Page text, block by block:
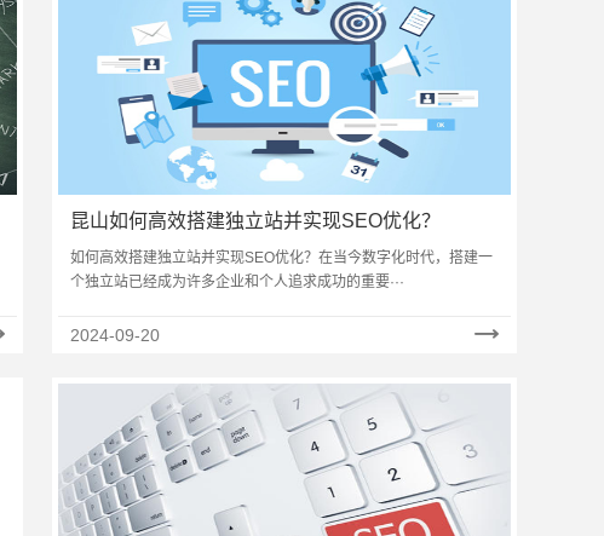
昆山如何高效搭建独立站并实现SEO优化？
如何高效搭建独立站并实现SEO优化？在当今数字化时代，搭建一
个独立站已经成为许多企业和个人追求成功的重要···
2024-09-20